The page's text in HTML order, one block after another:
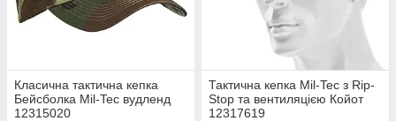
Класична тактична кепка
Бейсболка Mil-Tec вудленд
12315020
Тактична кепка Mil-Tec з Rip-
Stop та вентиляцією Койот
12317619